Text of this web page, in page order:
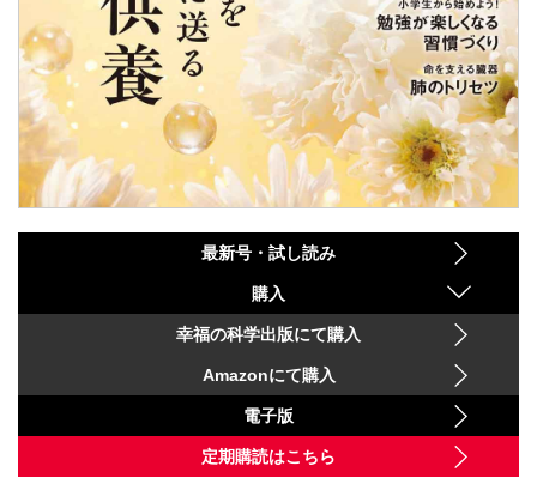
最新号・試し読み
購入
幸福の科学出版にて購入
Amazonにて購入
電子版
定期購読はこちら